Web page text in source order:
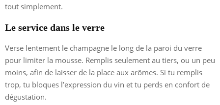
tout simplement.
Le service dans le verre
Verse lentement le champagne le long de la paroi du verre
pour limiter la mousse. Remplis seulement au tiers, ou un peu
moins, afin de laisser de la place aux arômes. Si tu remplis
trop, tu bloques l’expression du vin et tu perds en confort de
dégustation.